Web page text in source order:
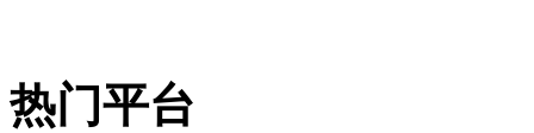
热门平台